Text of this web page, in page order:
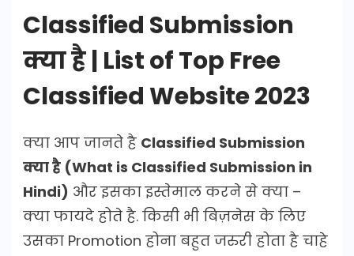
Classified Submission
क्या है | List of Top Free
Classified Website 2023
क्या आप जानते है Classified Submission
क्या है (What is Classified Submission in
Hindi) और इसका इस्तेमाल करने से क्या –
क्या फायदे होते है. किसी भी बिज़नेस के लिए
उसका Promotion होना बहुत जरुरी होता है चाहे